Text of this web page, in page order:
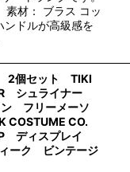
素材： ブラス コッ
ンドルが高級感を
2個セット TIKI
シュライナー
フリーメーソ
COSTUME CO.
ディスプレイ
ーク ビンテージ